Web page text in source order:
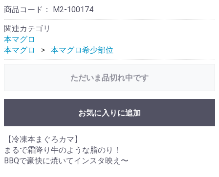
商品コード： M2-100174
関連カテゴリ
本マグロ
本マグロ
本マグロ希少部位
ただいま品切れ中です
お気に入りに追加
【冷凍本まぐろカマ】
まるで霜降り牛のような脂のり！
BBQで豪快に焼いてインスタ映え〜